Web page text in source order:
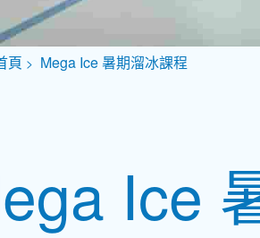
頁 Mega Ice 暑期溜冰課程
Ice